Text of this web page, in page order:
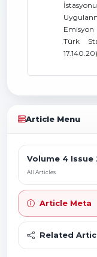
Emisyon
Türk
Article Menu
Volume 4 Issue
All Articles
Article Meta
Related